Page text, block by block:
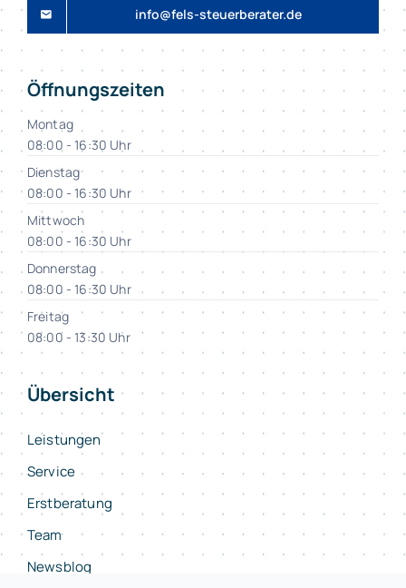
info@fels-steuerberater.de
Öffnungszeiten
Montag
08:00 - 16:30 Uhr
Dienstag
08:00 - 16:30 Uhr
Mittwoch
08:00 - 16:30 Uhr
Donnerstag
08:00 - 16:30 Uhr
Freitag
08:00 - 13:30 Uhr
Übersicht
Leistungen
Service
Erstberatung
Team
Newsblog